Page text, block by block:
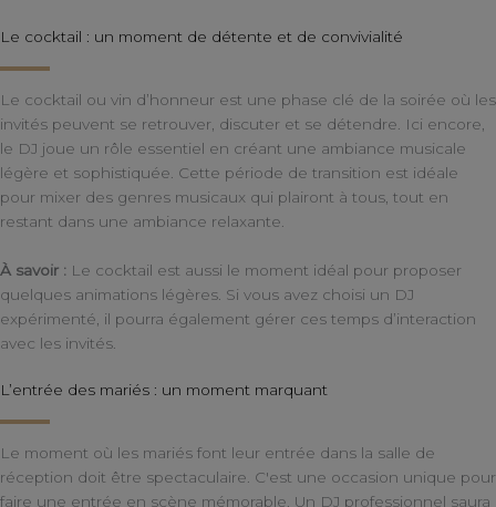
Le cocktail : un moment de détente et de convivialité
Le cocktail ou vin d’honneur est une phase clé de la soirée où les
invités peuvent se retrouver, discuter et se détendre. Ici encore,
le DJ joue un rôle essentiel en créant une ambiance musicale
légère et sophistiquée. Cette période de transition est idéale
pour mixer des genres musicaux qui plairont à tous, tout en
restant dans une ambiance relaxante.
À savoir : Le cocktail est aussi le moment idéal pour proposer
quelques animations légères. Si vous avez choisi un DJ
expérimenté, il pourra également gérer ces temps d’interaction
avec les invités.
L’entrée des mariés : un moment marquant
Le moment où les mariés font leur entrée dans la salle de
réception doit être spectaculaire. C'est une occasion unique pour
faire une entrée en scène mémorable. Un DJ professionnel saura